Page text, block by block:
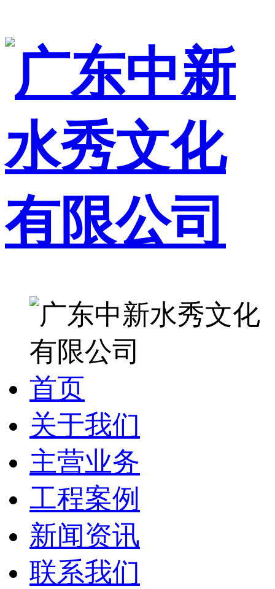
首页
关于我们
主营业务
工程案例
新闻资讯
联系我们